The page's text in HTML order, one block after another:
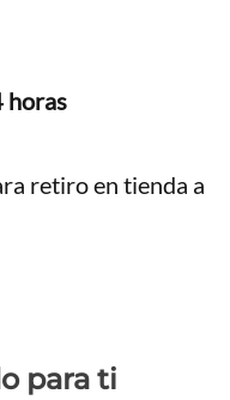
horas
retiro en tienda a
para ti